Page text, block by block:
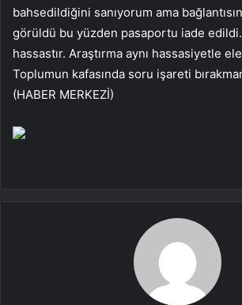
bahsedildiğini sanıyorum ama
görüldü bu yüzden pasaportu iade
hassastır. Araştırma aynı hassasiyetle ele
Toplumun kafasında soru işareti
(HABER MERKEZİ)